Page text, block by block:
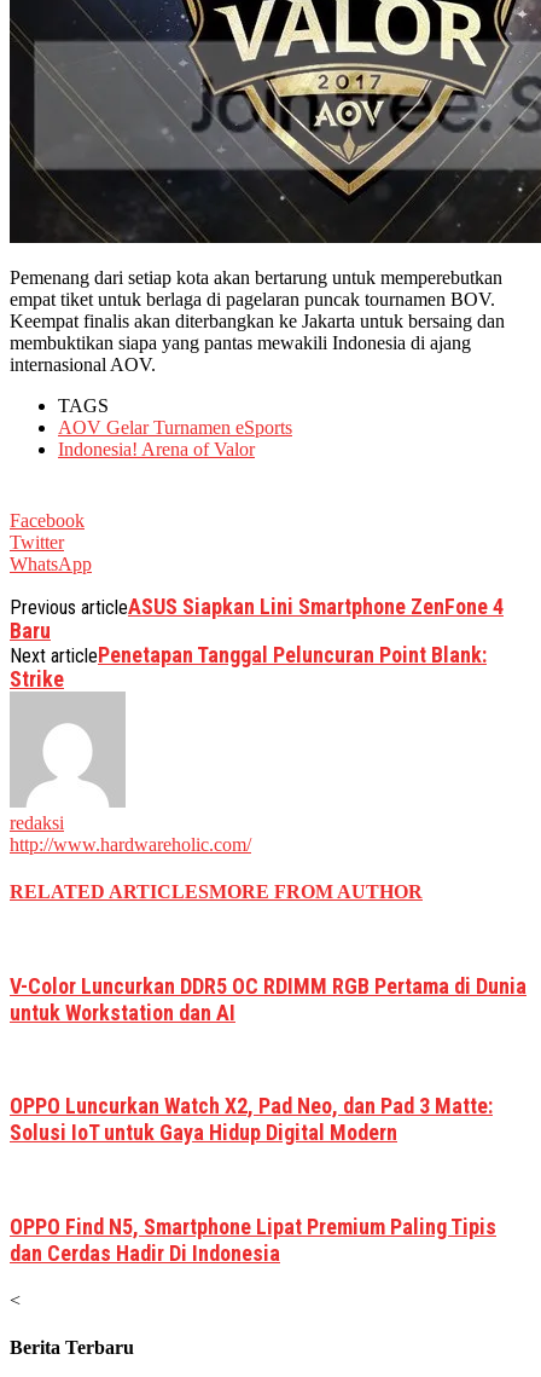
Pemenang dari setiap kota akan bertarung untuk memperebutkan
empat tiket untuk berlaga di pagelaran puncak tournamen BOV.
Keempat finalis akan diterbangkan ke Jakarta untuk bersaing dan
membuktikan siapa yang pantas mewakili Indonesia di ajang
internasional AOV.
TAGS
AOV Gelar Turnamen eSports
Indonesia! Arena of Valor
Facebook
Twitter
WhatsApp
Previous articleASUS Siapkan Lini Smartphone ZenFone 4
Baru
Next articlePenetapan Tanggal Peluncuran Point Blank:
Strike
redaksi
http://www.hardwareholic.com/
RELATED ARTICLESMORE FROM AUTHOR
V-Color Luncurkan DDR5 OC RDIMM RGB Pertama di Dunia
untuk Workstation dan AI
OPPO Luncurkan Watch X2, Pad Neo, dan Pad 3 Matte:
Solusi IoT untuk Gaya Hidup Digital Modern
OPPO Find N5, Smartphone Lipat Premium Paling Tipis
dan Cerdas Hadir Di Indonesia
<
Berita Terbaru